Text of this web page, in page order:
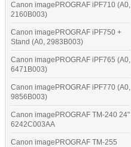
Canon imagePROGRAF iPF710 (A0,
2160B003)
Canon imagePROGRAF iPF750 +
Stand (A0, 2983B003)
Canon imagePROGRAF iPF765 (A0,
6471B003)
Canon imagePROGRAF iPF770 (A0,
9856B003)
Canon imagePROGRAF TM-240 24"
6242C003AA
Canon imagePROGRAF TM-255